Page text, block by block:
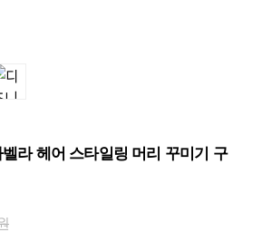
라 헤어 스타일링 머리 꾸미기 구